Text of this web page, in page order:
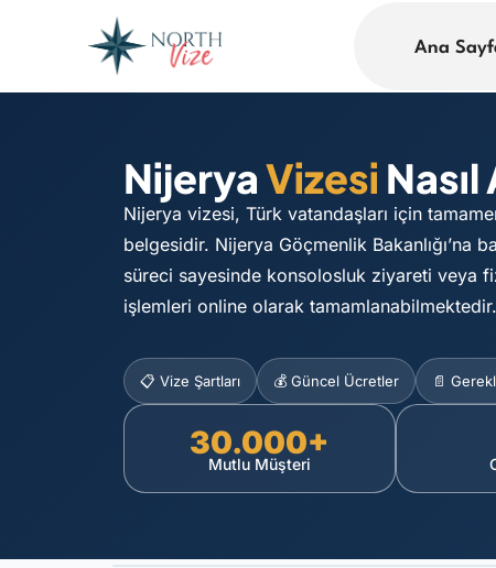
Ana
NijeryaVizesi Nasıl
Nijerya vizesi, Türk vatandaşları için
belgesidir. Nijerya Göçmenlik Bakanlığı’na
süreci sayesinde konsolosluk ziyareti veya
işlemleri online olarak tamamlanabilmektedir.
📋 Vize Şartları 💰 Güncel Ücretler 📄
30.000+
Mutlu Müşteri